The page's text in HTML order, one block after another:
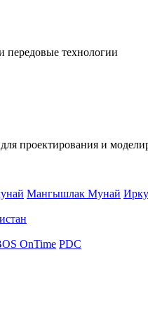
передовые технологии
проектирования и
Мангышлак Мунай
OnTime PDC